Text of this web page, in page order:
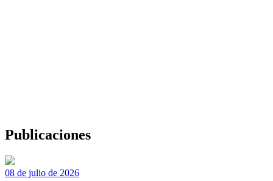
Publicaciones
08 de julio de 2026